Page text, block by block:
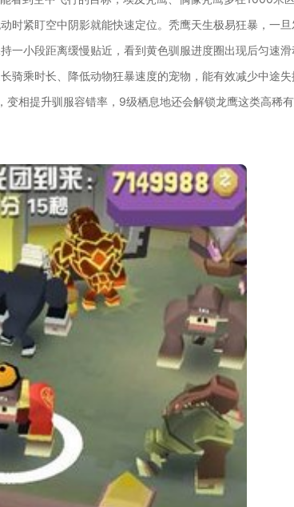
时紧盯空中阴影就能快速定位。秃鹰天生极易狂暴，一旦
一小段距离缓慢贴近，看到黄色驯服进度圈出现后匀速
骑乘时长、降低动物狂暴速度的宠物，能有效减少中途
相提升驯服容错率，9级栖息地还会解锁龙鹰这类高稀